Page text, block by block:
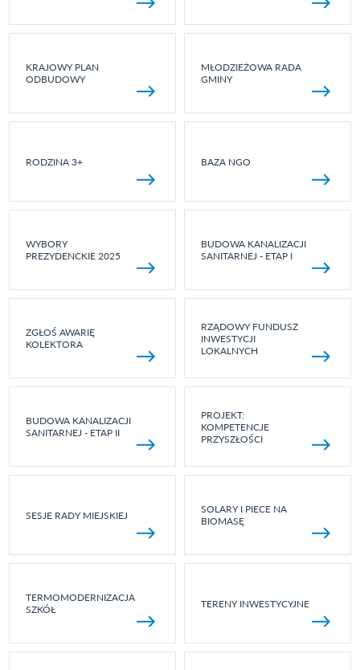
KRAJOWY PLAN
ODBUDOWY
MŁODZIEŻOWA RADA
GMINY
RODZINA 3+ BAZA NGO
WYBORY
PREZYDENCKIE 2025
BUDOWA KANALIZACJI
SANITARNEJ - ETAP I
ZGŁOŚ AWARIĘ
KOLEKTORA
RZĄDOWY FUNDUSZ
INWESTYCJI
LOKALNYCH
BUDOWA KANALIZACJI
SANITARNEJ - ETAP II
PROJEKT:
KOMPETENCJE
PRZYSZŁOŚCI
SESJE RADY MIEJSKIEJ
SOLARY I PIECE NA
BIOMASĘ
TERMOMODERNIZACJA
SZKÓŁ
TERENY INWESTYCYJNE